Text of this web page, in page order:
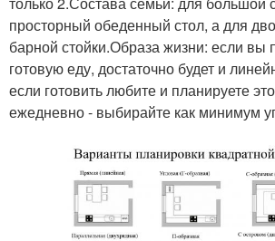
просторный обеденный стол, а для
барной стойки.Образа жизни: если вы
готовую еду, достаточно будет и
если готовить любите и планируете
ежедневно - выбирайте как минимум